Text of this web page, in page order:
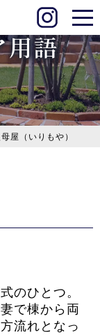
用語
母屋（いりもや）
のひとつ。
で棟から両
流れとなっ